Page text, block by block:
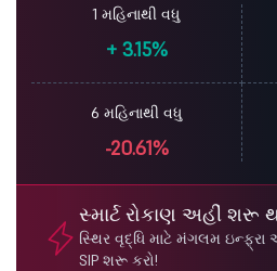
1 મહિનાથી વધુ
+3.15%
6 મહિનાથી વધુ
-20.61%
સ્માર્ટ રોકાણ અહીં શરૂ
સ્થિર વૃદ્ધિ માટે મંગલમ
SIP શરૂ કરો!